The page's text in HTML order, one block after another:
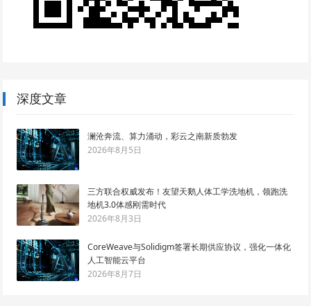
深度文章
澜沧奔流、算力涌动，彩云之南新质勃发
2026年8月5日
三方联合权威发布！友望天鹅人体工学洗地机，领跑洗
地机3.0体感刚需时代
2026年8月3日
CoreWeave与Solidigm签署长期供应协议，强化一体化
人工智能云平台
2026年8月7日